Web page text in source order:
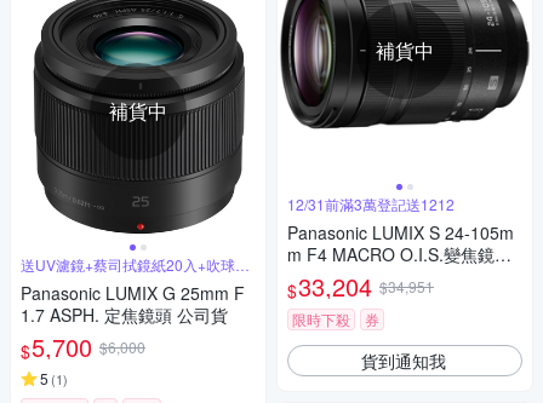
補貨中
送UV濾鏡+蔡司拭鏡紙20入+吹球拭
筆組
Panasonic LUMIX G 25mm F
1.7 ASPH. 定焦鏡頭 公司貨
$5,700 $6,000
5 (1)
補貨中
12/31前滿3萬登記送1212
Panasonic LUMIX S 24-105m
m F4 MACRO O.I.S.變焦鏡頭
公司貨 S-R24105
$33,204 $34,951
限時下殺
券
貨到通知我